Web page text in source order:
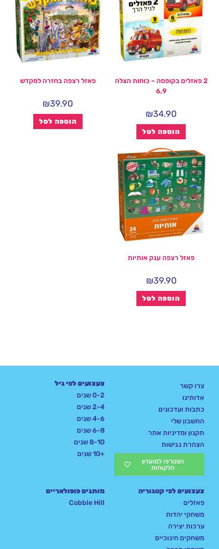
2 פאזלים בקופסה – כוחות הצלה
6,9
₪34.90
הוספה לסל
פאזל רצפה בחזרה למקדש
₪39.90
הוספה לסל
פאזל רצפה ענק אותיות
₪39.90
הוספה לסל
צרו קשר
אדותינו
כתבות ועדכונים
החשבון שלי
תקנון ומדיניות אתר
הצהרת נגישות
הצטרפו למועדון
הלקוחות
צעצועים לפי גיל
0-2 שנים
2-4 שנים
4-6 שנים
6-8 שנים
8-10 שנים
+10 שנים
צעצועים לפי קטגוריה
פאזלים
משחקי יהדות
ערכות יצירה
משחקים חינוכיים
מותגים פופולאריים
Cobble Hill